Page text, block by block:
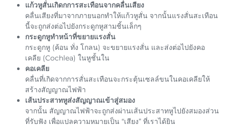
แก้วหูสั่นเกิดกการสะเทือนจากคลื่นเสียง
คลื่นเสียงที่มาจากภายนอกทำให้แก้วหูสั่น จากนั้นแรงสั่นสะเทือน
นี้จะถูกส่งต่อไปยังกระดูกหูสามชิ้นเล็กๆ
กระดูกหูทำหน้าที่ขยายแรงสั่น
กระดูกหู (ค้อน ทั่ง โกลน) จะขยายแรงสั่น และส่งต่อไปยังคอ
เคลีย (Cochlea) ในหูชั้นใน
คอเคลีย
คลื่นที่เกิดจากการสั่นสะเทือนจะกระตุ้นเซลล์ขนในคอเคลียให้
สร้างสัญญาณไฟฟ้า
เส้นประสาทหูส่งสัญญาณเข้าสู่สมอง
จากนั้น สัญญาณไฟฟ้าจะถูกส่งผ่านเส้นประสาทหูไปยังสมองส่วน
ที่รับฟัง เพื่อแปลความหมายเป็น “เสียง” ที่เราได้ยิน